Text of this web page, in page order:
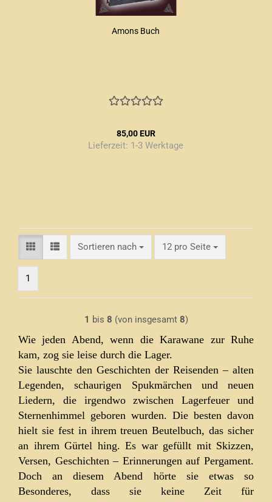
Amons Buch
85,00 EUR
Lieferzeit: 1-3 Werktage
Sortieren nach
Sortieren nach 12 pro Seite
pro Seite
1
1 bis 8 (von insgesamt 8)
Wie jeden Abend, wenn die Karawane zur Ruhe
kam, zog sie leise durch die Lager.
Sie lauschte den Geschichten der Reisenden – alten
Legenden, schaurigen Spukmärchen und neuen
Liedern, die irgendwo zwischen Lagerfeuer und
Sternenhimmel geboren wurden. Die besten davon
hielt sie fest in ihrem treuen Beutelbuch, das sicher
an ihrem Gürtel hing. Es war gefüllt mit Skizzen,
Versen, Geschichten – Erinnerungen auf Pergament.
Doch an diesem Abend hörte sie etwas so
Besonderes, dass sie keine Zeit für